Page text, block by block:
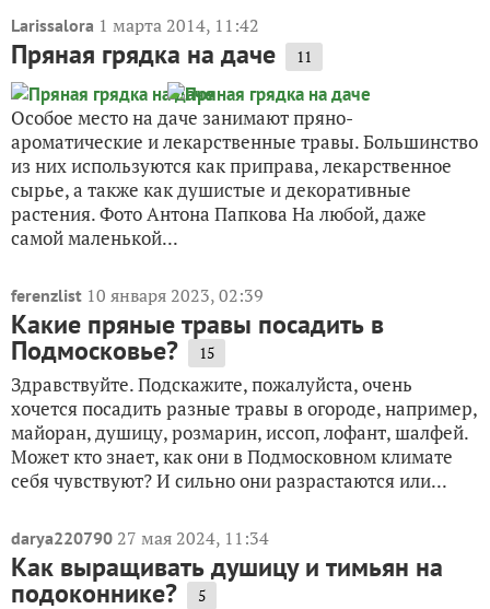
Larissalora 1 марта 2014, 11:42
Пряная грядка на даче 11
Особое место на даче занимают пряно-
ароматические и лекарственные травы. Большинство
из них используются как приправа, лекарственное
сырье, а также как душистые и декоративные
растения. Фото Антона Папкова На любой, даже
самой маленькой...
ferenzlist 10 января 2023, 02:39
Какие пряные травы посадить в
Подмосковье? 15
Здравствуйте. Подскажите, пожалуйста, очень
хочется посадить разные травы в огороде, например,
майоран, душицу, розмарин, иссоп, лофант, шалфей.
Может кто знает, как они в Подмосковном климате
себя чувствуют? И сильно они разрастаются или...
darya220790 27 мая 2024, 11:34
Как выращивать душицу и тимьян на
подоконнике? 5